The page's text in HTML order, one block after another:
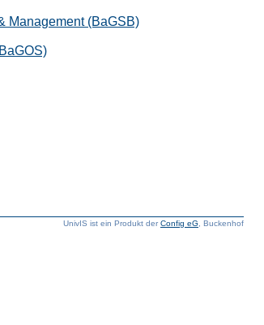
Management (BaGSB)
UnivIS ist ein Produkt derConfig eG , Buckenhof